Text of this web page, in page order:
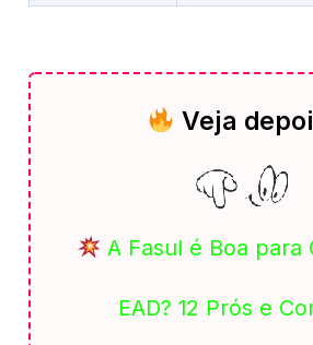
Veja
A Fasul é Boa para
EAD? 12 Prós e